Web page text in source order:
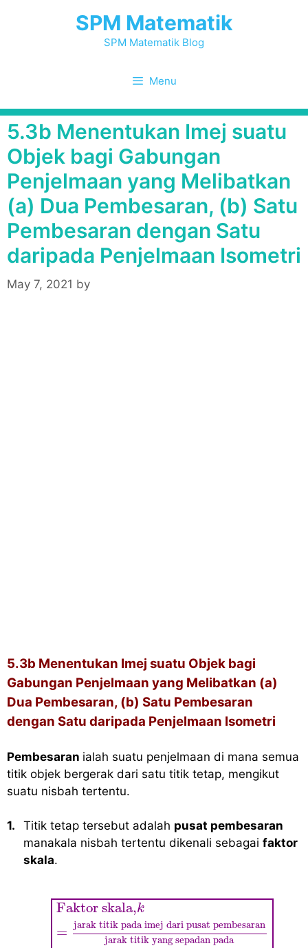
SPM Matematik
SPM Matematik Blog
Menu
5.3b Menentukan Imej suatu
Objek bagi Gabungan
Penjelmaan yang Melibatkan
(a) Dua Pembesaran, (b) Satu
Pembesaran dengan Satu
daripada Penjelmaan Isometri
May 7, 2021 by
5.3b Menentukan Imej suatu Objek bagi
Gabungan Penjelmaan yang Melibatkan (a)
Dua Pembesaran, (b) Satu Pembesaran
dengan Satu daripada Penjelmaan Isometri
Pembesaran ialah suatu penjelmaan di mana semua
titik objek bergerak dari satu titik tetap, mengikut
suatu nisbah tertentu.
1. Titik tetap tersebut adalah pusat pembesaran
manakala nisbah tertentu dikenali sebagai faktor
skala.
Faktor skala,k
= jarak titik pada imej dari pusat pembesaran
jarak titik yang sepadan pada
Faktor skala,k=jarak titik pada imej